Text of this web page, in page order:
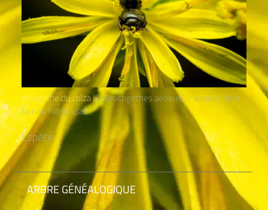
Méligèthe du colza(Brassicogethes aeneus) – espèce de la
famille Nitidulidae
Espèce
ARBRE GÉNÉALOGIQUE